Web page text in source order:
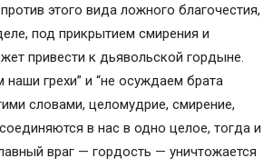
этого вида ложного благочестия,
под прикрытием смирения и
привести к дьявольской гордыне.
грехи” и “не осуждаем брата
словами, целомудрие, смирение,
в нас в одно целое, тогда и
враг — гордость — уничтожается